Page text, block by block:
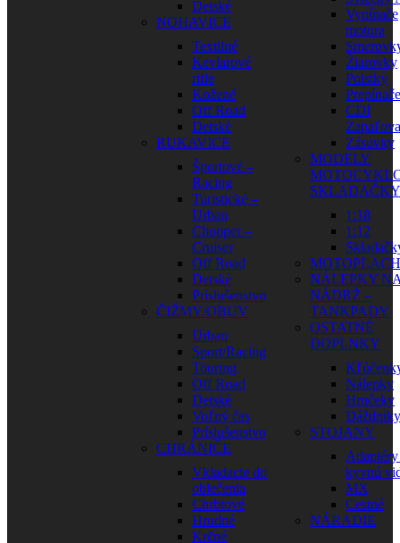
Detské
NOHAVICE
Textilné
Kevlarové
rifle
Kožené
Off Road
Detské
RUKAVICE
Športové –
Racing
Turistické –
Urban
Chopper –
Cruiser
Off Road
Detské
Príslušenstvo
ČIŽMY/OBUV
Urban
Sport/Racing
Touring
Off Road
Detské
Voľný čas
Príslušenstvo
CHRÁNIČE
Vkladacie do
oblečenia
Chrbtové
Hrudné
Krčné
Vypínače
motora
Žiarovky
Poistky
Prepínače
CDI
Zásuvky
MODELY
SKLADAČKY
1:18
1:12
NÁLEPKY
NÁDRŽ –
TANKPADY
OSTATNÉ
DOPLNKY
Nálepky
Hrnčeky
Dáždniky
STOJANY
kyvnú
MX
Cestné
NÁRADIE